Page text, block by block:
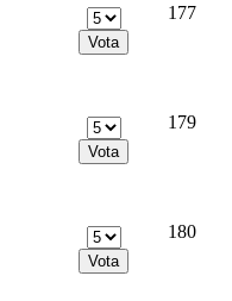
177
179
180